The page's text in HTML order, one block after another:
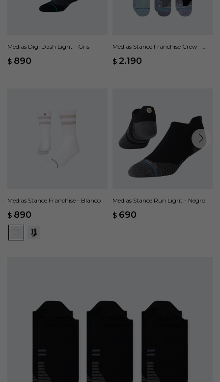
Medias Digi Dash Light - Gris
$ 890
Medias Stance Franchise Crew -
$ 2.190
Medias Stance Franchise - Blanco
$ 890
Medias Stance Run Light - Negro
$ 690